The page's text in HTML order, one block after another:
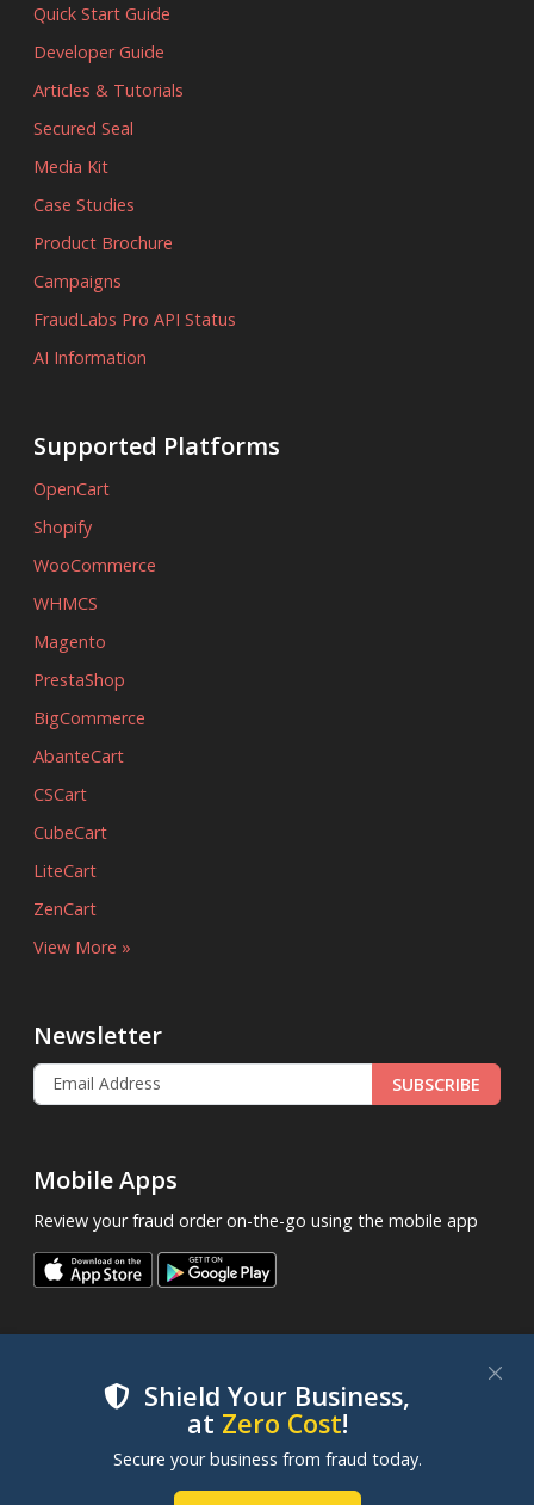
Shield Your Business,
at Zero Cost!
Secure your business from fraud today.
Quick Start Guide
Developer Guide
Articles & Tutorials
Secured Seal
Media Kit
Case Studies
Product Brochure
Campaigns
FraudLabs Pro API Status
AI Information
Supported Platforms
OpenCart
Shopify
WooCommerce
WHMCS
Magento
PrestaShop
BigCommerce
AbanteCart
CSCart
CubeCart
LiteCart
ZenCart
View More »
Newsletter
SUBSCRIBE
Mobile Apps
Review your fraud order on-the-go using the mobile app
Terms of Service |Privacy Policy| SLA| Cookie Notice
We use cookies to improve your experience on our
websites. By clicking "Accept Cookies", you consent to
our use of cookies. Learn more in ourCookie Policy